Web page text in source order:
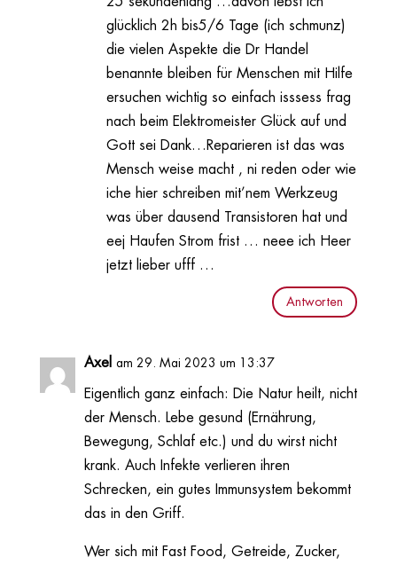
glücklich 2h bis5/6 Tage (ich schmunz)
die vielen Aspekte die Dr Handel
benannte bleiben für Menschen mit Hilfe
ersuchen wichtig so einfach isssess frag
nach beim Elektromeister Glück auf und
Gott sei Dank…Reparieren ist das was
Mensch weise macht , ni reden oder wie
iche hier schreiben mit’nem Werkzeug
was über dausend Transistoren hat und
eej Haufen Strom frist … neee ich Heer
jetzt lieber ufff …
Antworten
Axel am 29. Mai 2023 um 13:37
Eigentlich ganz einfach: Die Natur heilt, nicht
der Mensch. Lebe gesund (Ernährung,
Bewegung, Schlaf etc.) und du wirst nicht
krank. Auch Infekte verlieren ihren
Schrecken, ein gutes Immunsystem bekommt
das in den Griff.
Wer sich mit Fast Food, Getreide, Zucker,